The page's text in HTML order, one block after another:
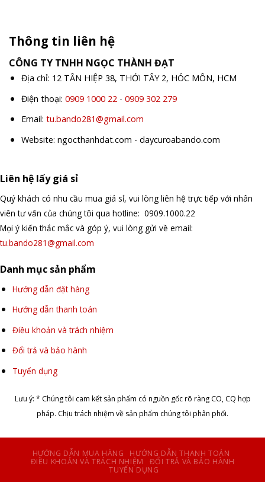
Thông tin liên hệ
CÔNG TY TNHH NGỌC THÀNH ĐẠT
Địa chỉ: 12 TÂN HIỆP 38, THỚI TÂY 2, HÓC MÔN, HCM
Điện thoại: 0909 1000 22 - 0909 302 279
Email: tu.bando281@gmail.com
Website: ngocthanhdat.com - daycuroabando.com
Liên hệ lấy giá sỉ
Quý khách có nhu cầu mua giá sỉ, vui lòng liên hệ trực tiếp với nhân
viên tư vấn của chúng tôi qua hotline: 0909.1000.22
Mọi ý kiến thắc mắc và góp ý, vui lòng gửi về email:
tu.bando281@gmail.com
Danh mục sản phẩm
Hướng dẫn đặt hàng
Hướng dẫn thanh toán
Điều khoản và trách nhiệm
Đổi trả và bảo hành
Tuyển dụng
Lưu ý: * Chúng tôi cam kết sản phẩm có nguồn gốc rõ ràng CO, CQ hợp
pháp. Chịu trách nhiệm về sản phẩm chúng tôi phân phối.
HƯỚNG DẪN MUA HÀNG
HƯỚNG DẪN THANH TOÁN
ĐIỀU KHOẢN VÀ TRÁCH NHIỆM
ĐỔI TRẢ VÀ BẢO HÀNH
TUYỂN DỤNG